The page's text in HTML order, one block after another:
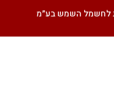
השמש בע״מ